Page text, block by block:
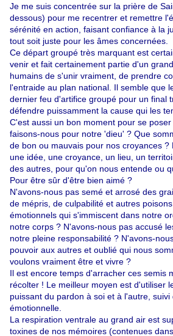
Je me suis concentrée sur la prière de
dessous) pour me recentrer et remettre
sérénité en action, faisant confiance à la
tout soit juste pour les âmes concernées.
Ce départ groupé très marquant est
venir et fait certainement partie d'un
humains de s'unir vraiment, de prendre
l'entraide au plan national. Il semble que
dernier feu d'artifice groupé pour un final
défendre puissamment la cause qui les
C'est aussi un bon moment pour se
faisons-nous pour notre 'dieu' ? Que
de bon ou mauvais pour nos croyances ?
une idée, une croyance, un lieu, un
des autres, pour qu'on nous entende ou
Pour être sûr d'être bien aimé ?
N'avons-nous pas semé et arrosé des
de mépris, de culpabilité et autres
émotionnels qui s'immiscent dans notre
notre corps ? N'avons-nous pas accusé
notre pleine responsabilité ? N'avons-
pouvoir aux autres et oublié qui nous
voulons vraiment être et vivre ?
Il est encore temps d'arracher ces semis
récolter ! Le meilleur moyen est d'utiliser
puissant du pardon à soi et à l'autre,
émotionnelle.
La respiration ventrale au grand air est
toxines de nos mémoires (contenues